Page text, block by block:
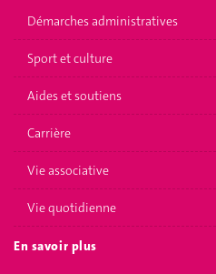
Démarches administratives
Sport et culture
Aides et soutiens
Carrière
Vie associative
Vie quotidienne
En savoir plus